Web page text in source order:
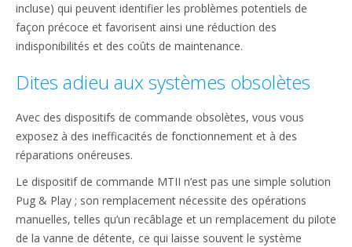
incluse) qui peuvent identifier les problèmes potentiels de
façon précoce et favorisent ainsi une réduction des
indisponibilités et des coûts de maintenance.
Dites adieu aux systèmes obsolètes
Avec des dispositifs de commande obsolètes, vous vous
exposez à des inefficacités de fonctionnement et à des
réparations onéreuses.
Le dispositif de commande MTII n’est pas une simple solution
Pug & Play ; son remplacement nécessite des opérations
manuelles, telles qu’un recâblage et un remplacement du pilote
de la vanne de détente, ce qui laisse souvent le système